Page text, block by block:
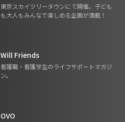
東京スカイツリータウンにて開催。子ども
も大人もみんなで楽しめる企画が満載！
Will Friends
看護職・看護学生のライフサポートマガジ
ン。
OVO